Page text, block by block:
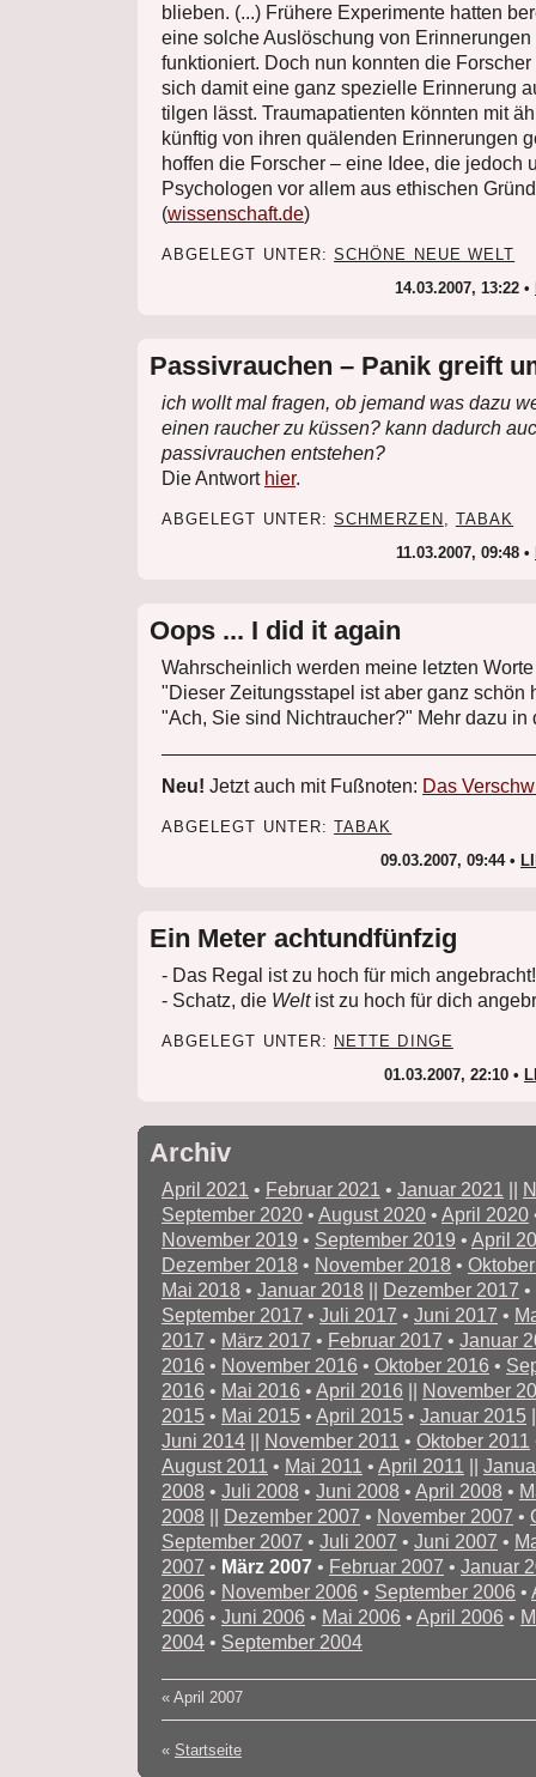
blieben. (...) Frühere Experimente hatten
eine solche Auslöschung von
funktioniert. Doch nun konnten die
sich damit eine ganz spezielle Erinnerung
tilgen lässt. Traumapatienten könnten mit
künftig von ihren quälenden Erinnerungen
hoffen die Forscher – eine Idee, die jedoch
Psychologen vor allem aus ethischen
(wissenschaft.de)
ABGELEGT UNTER:SCHÖNE NEUE WELT
14.03.2007, 13:22 •
Passivrauchen – Panik greift
ich wollt mal fragen, ob jemand was dazu
einen raucher zu küssen? kann dadurch
passivrauchen entstehen?
Die Antwort hier.
ABGELEGT UNTER:SCHMERZEN , TABAK
11.03.2007, 09:48 •
Oops ... I did it again
Wahrscheinlich werden meine letzten
"Dieser Zeitungsstapel ist aber ganz schön
"Ach, Sie sind Nichtraucher?" Mehr dazu in
Neu! Jetzt auch mit Fußnoten: Das
ABGELEGT UNTER:TABAK
09.03.2007, 09:44 •
Ein Meter achtundfünfzig
- Das Regal ist zu hoch für mich angebracht!
- Schatz, die Weltist zu hoch für dich
ABGELEGT UNTER: NETTE DINGE
01.03.2007, 22:10 •
Archiv
April 2021 • Februar 2021 • Januar 2021
September 2020 • August 2020 • April 2020
November 2019 • September 2019 • April
Dezember 2018 • November 2018 •
Mai 2018 • Januar 2018 Dezember 2017 •
September 2017 • Juli 2017 • Juni 2017 •
2017 • März 2017 • Februar 2017 • Januar
2016 • November 2016 • Oktober 2016 •
2016 • Mai 2016 • April 2016
November
2015 • Mai 2015 • April 2015 • Januar 2015
Juni 2014
November 2011 • Oktober 2011
August 2011 • Mai 2011 • April 2011
2008 • Juli 2008 • Juni 2008 • April 2008 •
2008
Dezember 2007 • November 2007 •
September 2007 • Juli 2007 • Juni 2007 •
2007 • März 2007 • Februar 2007 • Januar
2006 • November 2006 • September 2006 •
2006 • Juni 2006 • Mai 2006 • April 2006 •
2004 • September 2004
« April 2007
« Startseite